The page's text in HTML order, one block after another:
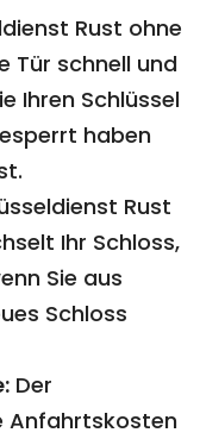
Rust ohne
Tür schnell und
Ihren Schlüssel
haben
Rust
Ihr Schloss,
Sie aus
Schloss
Der
Anfahrtskosten